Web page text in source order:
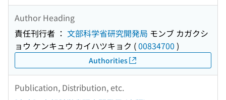
Author Heading
責任刊行者 ： 文部科学省研究開発局 モンブ カガクシ
ョウ ケンキュウ カイハツキョク (00834700 )
Authorities
Publication, Distribution, etc.